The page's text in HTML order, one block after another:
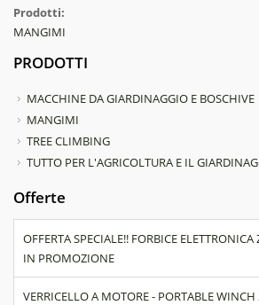
Prodotti:
MANGIMI
PRODOTTI
MACCHINE DA GIARDINAGGIO E BOSCHIVE
MANGIMI
TREE CLIMBING
TUTTO PER L'AGRICOLTURA E IL
Offerte
OFFERTA SPECIALE!! FORBICE
IN PROMOZIONE
VERRICELLO A MOTORE - PORTABLE